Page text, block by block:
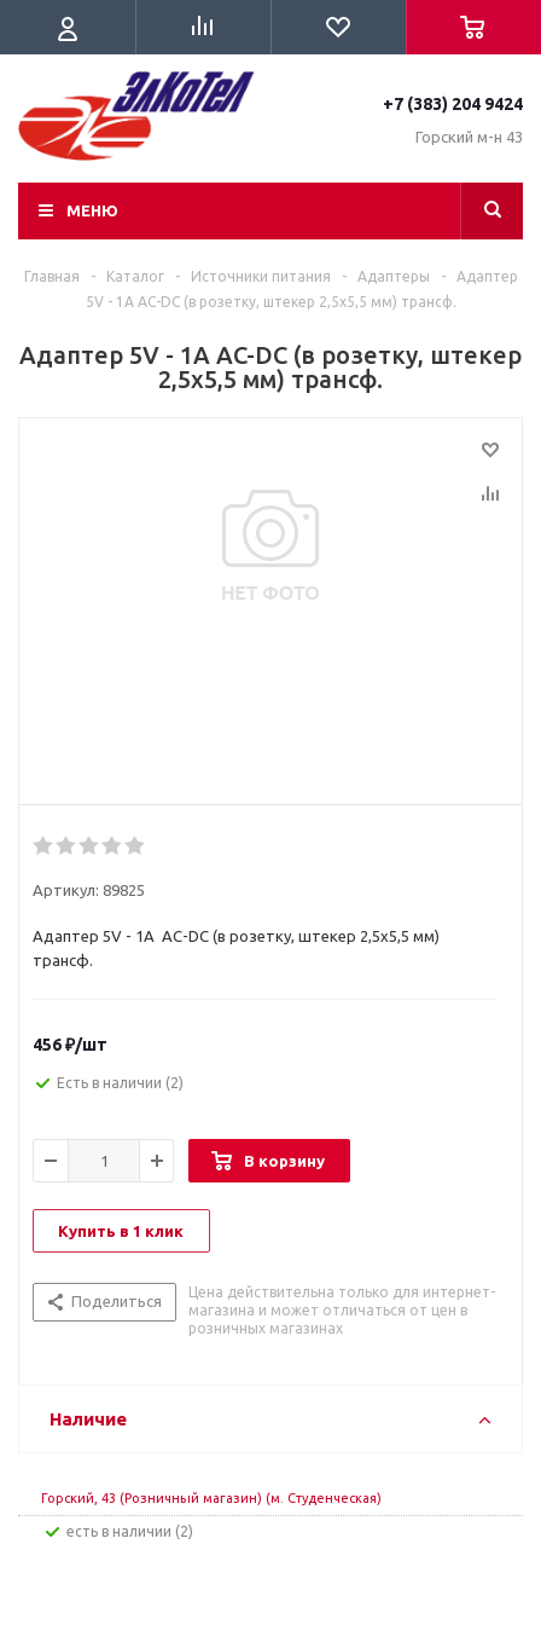
+7 (383) 204 9424
Горский м-н 43
МЕНЮ
Главная - Каталог - Источники питания - Адаптеры -
Адаптер
5V - 1A AC-DC (в розетку, штекер 2,5х5,5 мм) трансф.
Адаптер 5V - 1A AC-DC (в розетку, штекер
2,5х5,5 мм) трансф.
Артикул: 89825
Адаптер 5V - 1A AC-DC (в розетку, штекер 2,5х5,5 мм)
трансф.
456₽/шт
Есть в наличии (2)
В корзину
Купить в 1 клик
Поделиться
Цена действительна только для интернет-
магазина и может отличаться от цен в
розничных магазинах
Наличие
Горский, 43 (Розничный магазин) (м. Студенческая)
Есть в наличии (2)